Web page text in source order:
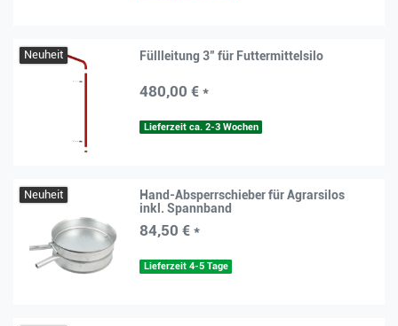
Neuheit Füllleitung 3" für Futtermittelsilo
480,00 € *
Lieferzeit ca. 2-3 Wochen
Neuheit
Hand-Absperrschieber für Agrarsilos
inkl. Spannband
84,50 € *
Lieferzeit 4-5 Tage